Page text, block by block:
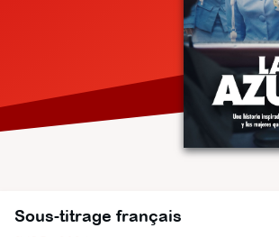
Sous-titrage français